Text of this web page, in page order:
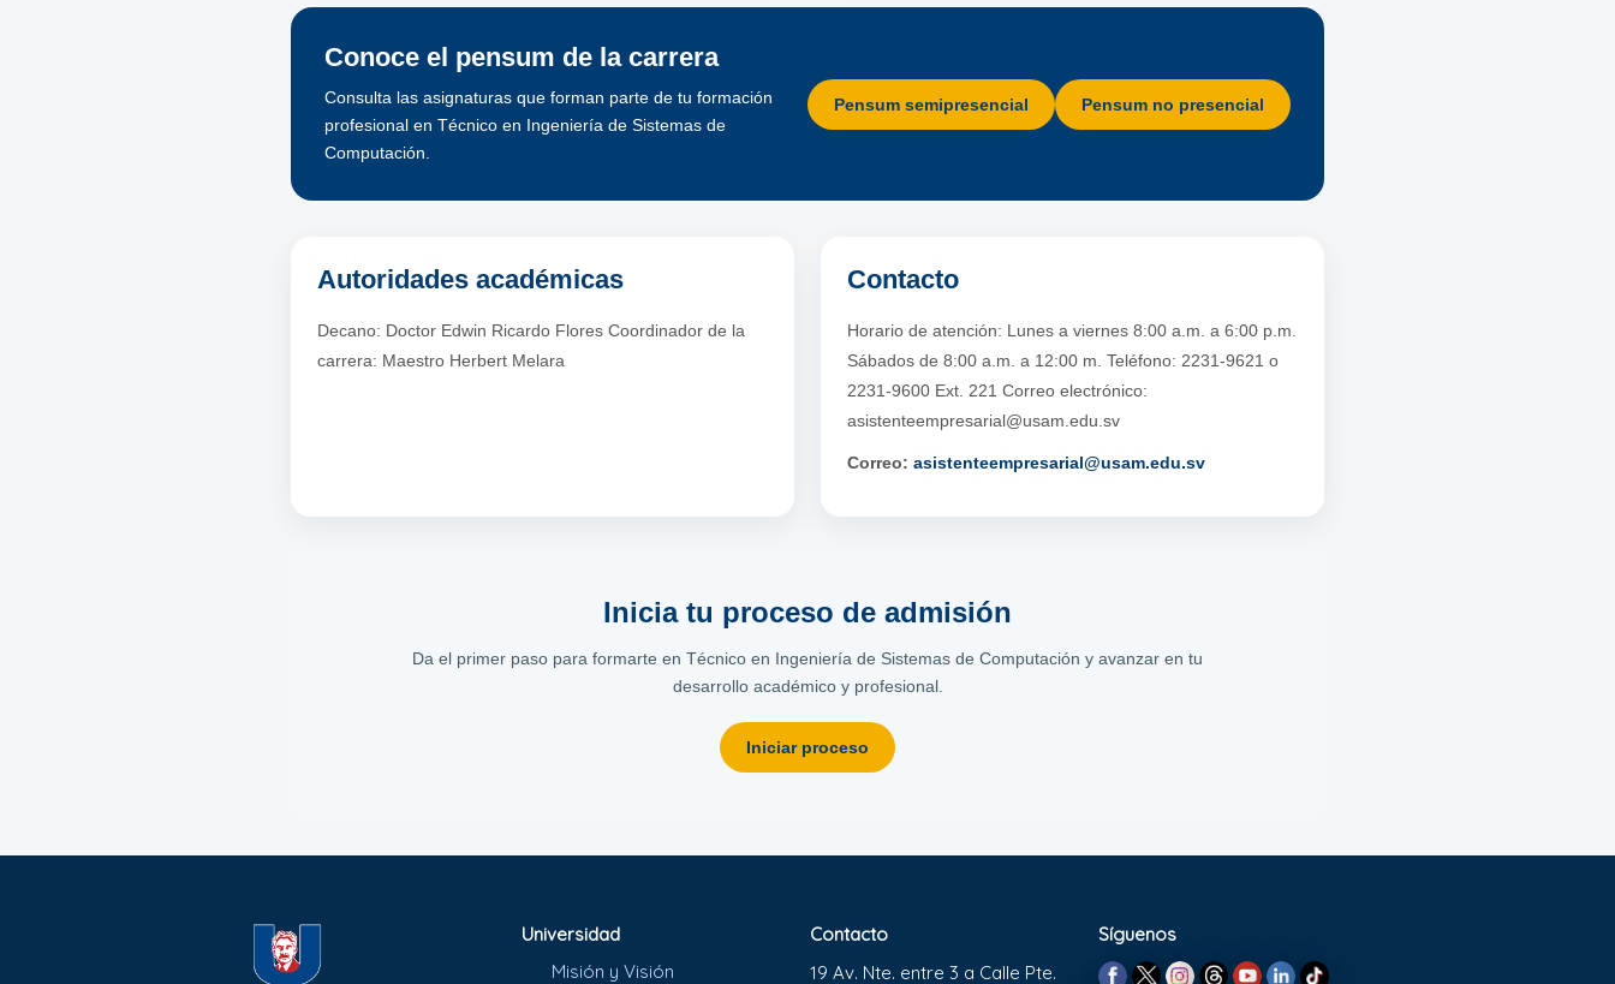
Conoce el pensum de la carrera
Consulta las asignaturas que forman parte de tu formación
profesional en Técnico en Ingeniería de Sistemas de
Computación.
Pensum semipresencial Pensum no presencial
Autoridades académicas
Decano: Doctor Edwin Ricardo Flores Coordinador de la
carrera: Maestro Herbert Melara
Contacto
Horario de atención: Lunes a viernes 8:00 a.m. a 6:00 p.m.
Sábados de 8:00 a.m. a 12:00 m. Teléfono: 2231-9621 o
2231-9600 Ext. 221 Correo electrónico:
asistenteempresarial@usam.edu.sv
Correo: asistenteempresarial@usam.edu.sv
Inicia tu proceso de admisión
Da el primer paso para formarte en Técnico en Ingeniería de Sistemas de Computación y avanzar en tu
desarrollo académico y profesional.
Iniciar proceso
Universidad
Misión y Visión
Contacto
19 Av. Nte. entre 3 a Calle Pte.
Síguenos